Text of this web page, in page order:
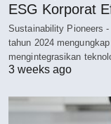
ESG Korporat
Sustainability Pioneers
tahun 2024
mengintegrasikan
3 weeks ago